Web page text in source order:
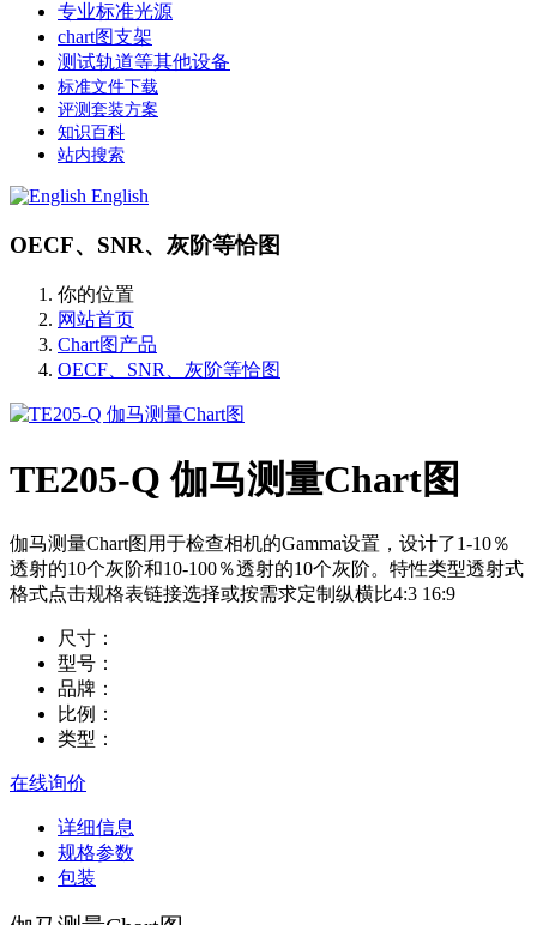
专业标准光源
chart图支架
测试轨道等其他设备
标准文件下载
评测套装方案
知识百科
站内搜索
English
OECF、SNR、灰阶等恰图
你的位置
网站首页
Chart图产品
OECF、SNR、灰阶等恰图
TE205-Q 伽马测量Chart图
伽马测量Chart图用于检查相机的Gamma设置，设计了1-10％
透射的10个灰阶和10-100％透射的10个灰阶。特性类型透射式
格式点击规格表链接选择或按需求定制纵横比4:3 16:9
尺寸：
型号：
品牌：
比例：
类型：
在线询价
详细信息
规格参数
包装